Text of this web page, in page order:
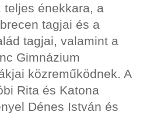
teljes énekkara, a
tagjai és a
tagjai, valamint a
Gimnázium
közreműködnek. A
Rita és Katona
Dénes István és